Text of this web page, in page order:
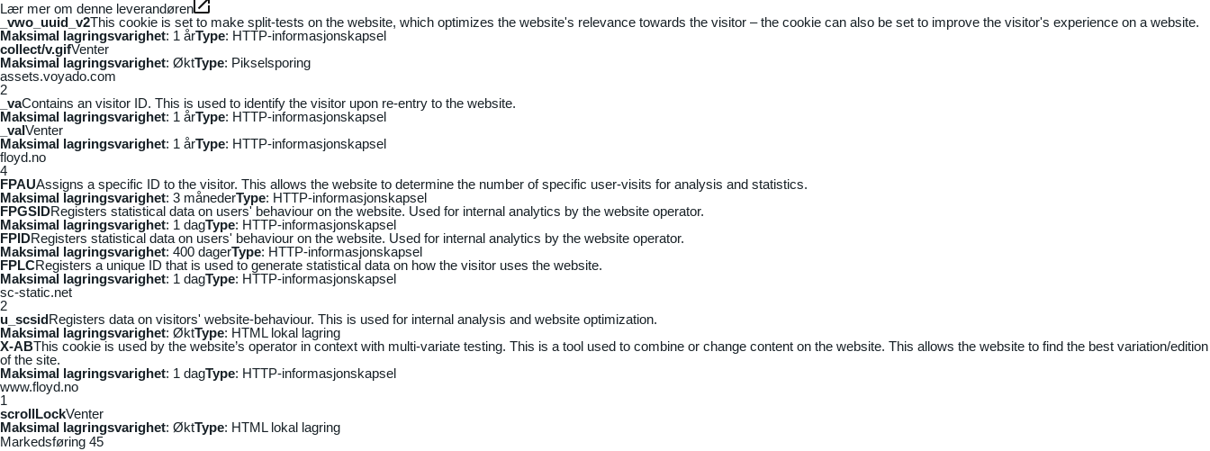
Lær mer om denne leverandøren
_vwo_uuid_v2This cookie is set to make split-tests on the website, which optimizes the website's relevance towards the visitor – the cookie can also be set to improve the visitor's experience on a website.
Maksimal lagringsvarighet: 1 årType: HTTP-informasjonskapsel
collect/v.gifVenter
Maksimal lagringsvarighet: ØktType: Pikselsporing
assets.voyado.com
2
_vaContains an visitor ID. This is used to identify the visitor upon re-entry to the website.
Maksimal lagringsvarighet: 1 årType: HTTP-informasjonskapsel
_vaIVenter
Maksimal lagringsvarighet: 1 årType: HTTP-informasjonskapsel
floyd.no
4
FPAUAssigns a specific ID to the visitor. This allows the website to determine the number of specific user-visits for analysis and statistics.
Maksimal lagringsvarighet: 3 månederType: HTTP-informasjonskapsel
FPGSIDRegisters statistical data on users' behaviour on the website. Used for internal analytics by the website operator.
Maksimal lagringsvarighet: 1 dagType: HTTP-informasjonskapsel
FPIDRegisters statistical data on users' behaviour on the website. Used for internal analytics by the website operator.
Maksimal lagringsvarighet: 400 dagerType: HTTP-informasjonskapsel
FPLCRegisters a unique ID that is used to generate statistical data on how the visitor uses the website.
Maksimal lagringsvarighet: 1 dagType: HTTP-informasjonskapsel
sc-static.net
2
u_scsidRegisters data on visitors' website-behaviour. This is used for internal analysis and website optimization.
Maksimal lagringsvarighet: ØktType: HTML lokal lagring
X-ABThis cookie is used by the website’s operator in context with multi-variate testing. This is a tool used to combine or change content on the website. This allows the website to find the best variation/edition
of the site.
Maksimal lagringsvarighet: 1 dagType: HTTP-informasjonskapsel
www.floyd.no
1
scrollLockVenter
Maksimal lagringsvarighet: ØktType: HTML lokal lagring
Markedsføring 45